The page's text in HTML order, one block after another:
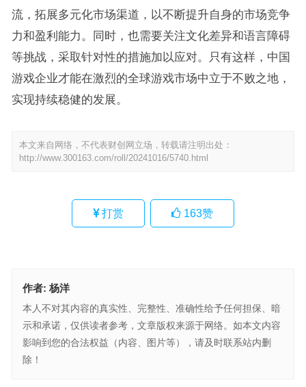
流，拓展多元化市场渠道，以不断提升自身的市场竞争
力和盈利能力。同时，也需要关注文化差异和语言障碍
等挑战，采取针对性的措施加以应对。只有这样，中国
游戏企业才能在激烈的全球游戏市场中立于不败之地，
实现持续稳健的发展。
本文来自网络，不代表财创网立场，转载请注明出处：
http://www.300163.com/roll/20241016/5740.html
打赏 163赞
作者: 杨洋
本人不对其内容的真实性、完整性、准确性给予任何担保、暗
示和承诺，仅供读者参考，文章版权来源于网络。如本文内容
影响到您的合法权益（内容、图片等），请及时联系站内删
除！